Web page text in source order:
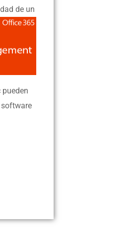
de un